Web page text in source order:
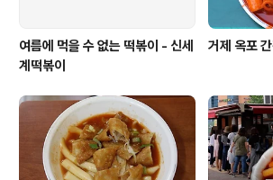
여름에 먹을 수 없는 떡볶이 - 신세
계떡볶이
거제 옥포